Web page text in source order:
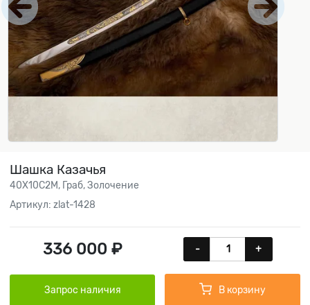
Шашка Казачья
40Х10С2М, Граб, Золочение
Артикул: zlat-1428
336 000 ₽ - +
Запрос наличия В корзину